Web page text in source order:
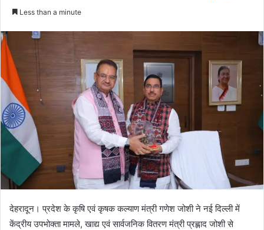
n
e
m
a
i
l
Less than a minute
देहरादून। प्रदेश के कृषि एवं कृषक कल्याण मंत्री गणेश जोशी ने नई दिल्ली में
केंद्रीय उपभोक्ता मामले, खाद्य एवं सार्वजनिक वितरण मंत्री प्रह्लाद जोशी से